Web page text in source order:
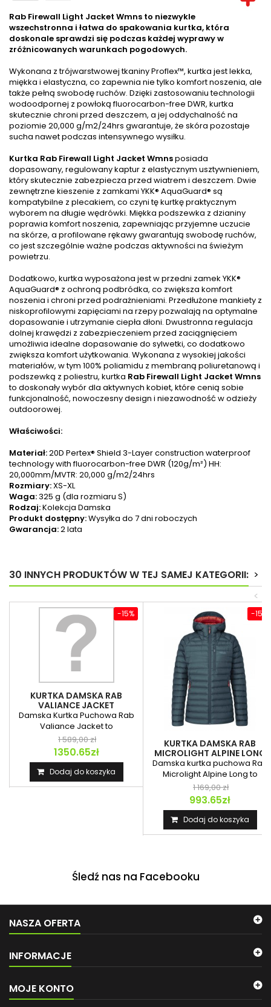
Rab Firewall Light Jacket Wmns to niezwykle
wszechstronna i łatwa do spakowania kurtka, która
doskonale sprawdzi się podczas każdej wyprawy w
zróżnicowanych warunkach pogodowych.
Wykonana z trójwarstwowej tkaniny Proflex™, kurtka jest lekka,
miękka i elastyczna, co zapewnia nie tylko komfort noszenia, ale
także pełną swobodę ruchów. Dzięki zastosowaniu technologii
wodoodpornej z powłoką fluorocarbon-free DWR, kurtka
skutecznie chroni przed deszczem, a jej oddychalność na
poziomie 20,000 g/m2/24hrs gwarantuje, że skóra pozostaje
sucha nawet podczas intensywnego wysiłku.
Kurtka Rab Firewall Light Jacket Wmnsposiada
dopasowany, regulowany kaptur z elastycznym usztywnieniem,
który skutecznie zabezpiecza przed wiatrem i deszczem. Dwie
zewnętrzne kieszenie z zamkami YKK® AquaGuard® są
kompatybilne z plecakiem, co czyni tę kurtkę praktycznym
wyborem na długie wędrówki. Miękka podszewka z dzianiny
poprawia komfort noszenia, zapewniając przyjemne uczucie
na skórze, a profilowane rękawy gwarantują swobodę ruchów,
co jest szczególnie ważne podczas aktywności na świeżym
powietrzu.
Dodatkowo, kurtka wyposażona jest w przedni zamek YKK®
AquaGuard® z ochroną podbródka, co zwiększa komfort
noszenia i chroni przed podrażnieniami. Przedłużone mankiety z
niskoprofilowymi zapięciami na rzepy pozwalają na optymalne
dopasowanie i utrzymanie ciepła dłoni. Dwustronna regulacja
dolnej krawędzi z zabezpieczeniem przed zaciągnięciem
umożliwia idealne dopasowanie do sylwetki, co dodatkowo
zwiększa komfort użytkowania. Wykonana z wysokiej jakości
materiałów, w tym 100% poliamidu z membraną poliuretanową i
podszewką z poliestru, kurtka Rab Firewall Light Jacket Wmns
to doskonały wybór dla aktywnych kobiet, które cenią sobie
funkcjonalność, nowoczesny design i niezawodność w odzieży
outdoorowej.
Właściwości:
Materiał:20D Pertex® Shield 3-Layer construction waterproof
technology with fluorocarbon-free DWR (120g/m²) HH:
20,000mm/MVTR: 20,000 g/m2/24hrs
Rozmiary:XS-XL
Waga:325 g (dla rozmiaru S)
Rodzaj:Kolekcja Damska
Produkt dostępny:Wysyłka do 7 dni roboczych
Gwarancja:2 lata
30 INNYCH PRODUKTÓW W TEJ SAMEJ KATEGORII: >
<
KURTKA DAMSKA RAB
VALIANCE JACKET
Damska Kurtka Puchowa Rab
Valiance Jacket to
wodoodporna izolacja...
1 589,00 zł
1350.65zł
-15%
Dodaj do koszyka
KURTKA DAMSKA RAB
MICROLIGHT ALPINE LONG
JACKET
Damska kurtka puchowa Rab
Microlight Alpine Long to
wydłużony model...
1 169,00 zł
993.65zł
-15%
Dodaj do koszyka
Śledź nas na Facebooku
NASZA OFERTA
INFORMACJE
MOJE KONTO